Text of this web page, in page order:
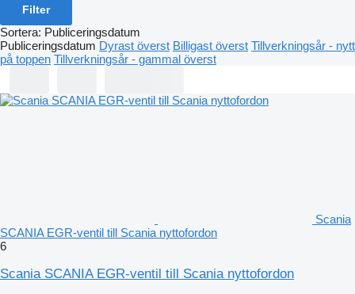
Filter
Sortera: Publiceringsdatum
Publiceringsdatum Dyrast överst Billigast överst Tillverkningsår - nytt
på toppen Tillverkningsår - gammal överst
Scania
SCANIA EGR-ventil till Scania nyttofordon
6
Scania SCANIA EGR-ventil till Scania nyttofordon